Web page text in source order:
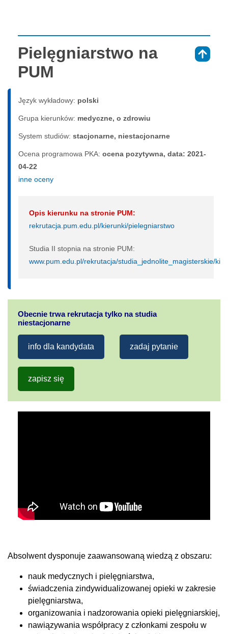
Pielęgniarstwo na
PUM
Język wykładowy: polski
Grupa kierunków: medyczne, o zdrowiu
System studiów: sta­cjo­nar­ne, nie­sta­cjo­nar­ne
Ocena programowa PKA: ocena pozytywna, data: 2021-
04-22
inne oceny
Opis kierunku na stronie PUM:
rekrutacja.pum.edu.pl/kierunki/pielegniarstwo
Studia II stopnia na stronie PUM:
www.pum.edu.pl/rekrutacja/studia_jednolite_magisterskie/
Obecnie trwa rekrutacja tylko na studia
niestacjonarne
info dla kandydata zadaj pytanie
zapisz się
Absolwent dysponuje zaawansowaną wiedzą z obszaru:
nauk medycznych i pielęgniarstwa,
świadczenia zindywidualizowanej opieki w zakresie
pielęgniarstwa,
organizowania i nadzorowania opieki pielęgniarskiej,
nawiązywania współpracy z członkami zespołu w